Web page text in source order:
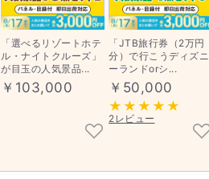
「選べるリゾートホテ
ル・ナイトクルーズ」
が目玉の人気景品...
￥103,000
「JTB旅行券（2万円
分）で行こうディズニ
ーランドorシ...
￥50,000
2レビュー